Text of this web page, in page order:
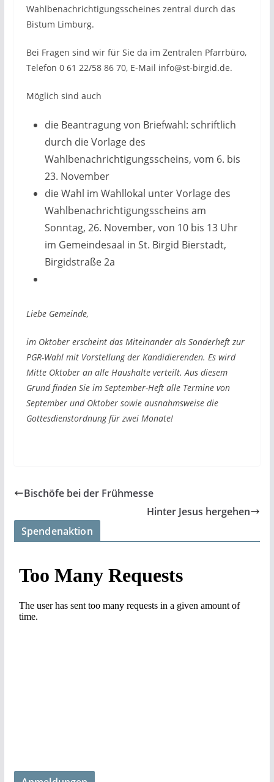
Wahlbenachrichtigungsscheines zentral durch das
Bistum Limburg.
Bei Fragen sind wir für Sie da im Zentralen Pfarrbüro,
Telefon 0 61 22/58 86 70, E-Mail info@st-birgid.de.
Möglich sind auch
die Beantragung von Briefwahl: schriftlich
durch die Vorlage des
Wahlbenachrichtigungsscheins, vom 6. bis
23. November
die Wahl im Wahllokal unter Vorlage des
Wahlbenachrichtigungsscheins am
Sonntag, 26. November, von 10 bis 13 Uhr
im Gemeindesaal in St. Birgid Bierstadt,
Birgidstraße 2a
Liebe Gemeinde,
im Oktober erscheint das Miteinander als Sonderheft zur
PGR-Wahl mit Vorstellung der Kandidierenden. Es wird
Mitte Oktober an alle Haushalte verteilt. Aus diesem
Grund finden Sie im September-Heft alle Termine von
September und Oktober sowie ausnahmsweise die
Gottesdienstordnung für zwei Monate!
Bischöfe bei der Frühmesse
Hinter Jesus hergehen
Spendenaktion